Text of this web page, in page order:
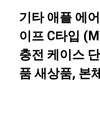
기타 애플 에
이프 C타입
충전 케이스
품 새상품, 본